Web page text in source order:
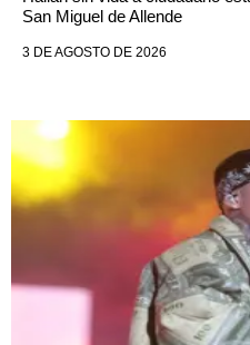
San Miguel de Allende
3 DE AGOSTO DE 2026